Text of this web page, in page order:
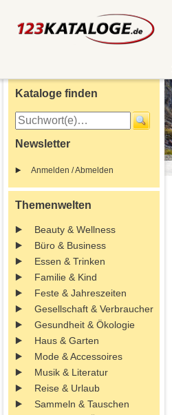
Kataloge finden
Newsletter
Anmelden / Abmelden
Themenwelten
Beauty & Wellness
Büro & Business
Essen & Trinken
Familie & Kind
Feste & Jahreszeiten
Gesellschaft & Verbraucher
Gesundheit & Ökologie
Haus & Garten
Mode & Accessoires
Musik & Literatur
Reise & Urlaub
Sammeln & Tauschen